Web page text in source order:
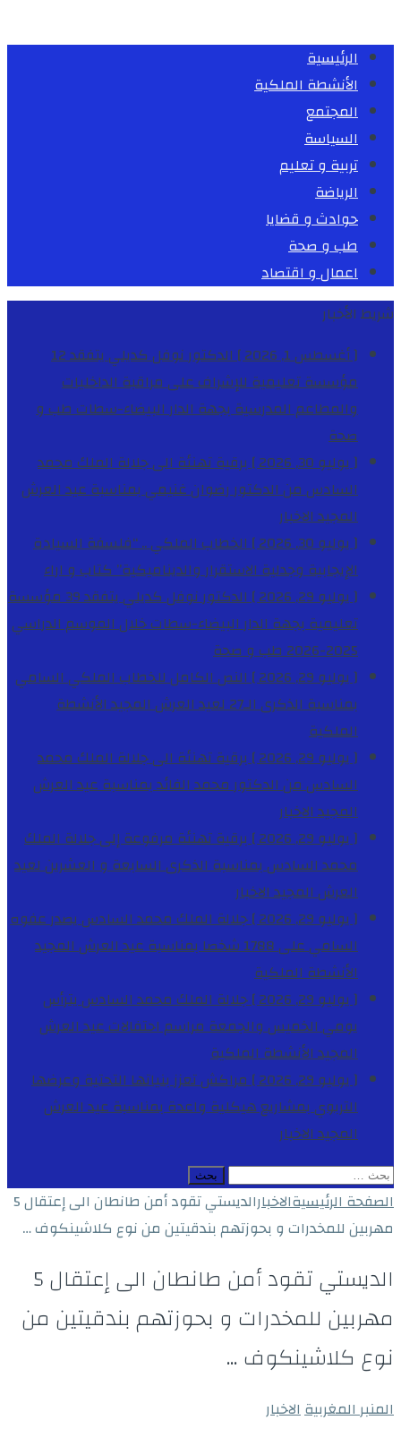
الرئيسية
الأنشطة الملكية
المجتمع
السياسة
تربية و تعليم
الرياضة
حوادث و قضايا
طب و صحة
اعمال و اقتصاد
شريط الأخبار
[ أغسطس 1, 2026 ]
الدكتور نوفل كديلي يتفقد 12
مؤسسة تعليمية للإشراف على مراقبة الداخليات
والمطاعم المدرسية بجهة الدار البيضاء-سطاتطب و
صحة
[ يوليو 30, 2026 ]
برقية تهنئة الى جلالة الملك محمد
السادس من الدكتور رضوان غنيمي بمناسبة عيد العرش
المجيدالاخبار
[ يوليو 30, 2026 ]
الخطاب الملكي .. “فلسفة السيادة
الإيجابية وجدلية الاستقرار والديناميكية”كتاب و اراء
[ يوليو 29, 2026 ]
الدكتور نوفل كديلي يتفقد 39 مؤسسة
تعليمية بجهة الدار البيضاء-سطات خلال الموسم الدراسي
2025-2026
طب و صحة
[ يوليو 29, 2026 ]
النص الكامل للخطاب الملكي السامي
بمناسبة الذكرى الـ27 لعيد العرش المجيد
الأنشطة
الملكية
[ يوليو 29, 2026 ]
برقية تهنئة الى جلالة الملك محمد
السادس من الدكتور محمد الفائد بمناسبة عيد العرش
المجيدالاخبار
[ يوليو 29, 2026 ]
برقية تهنئة مرفوعة إلى جلالة الملك
محمد السادس بمناسبة الذكرى السابعة و العشرين لعيد
العرش المجيدالاخبار
[ يوليو 29, 2026 ]
جلالة الملك محمد السادس يصدر عفوه
السامي على 1788 شخصا بمناسبة عيد العرش المجيد
الأنشطة الملكية
[ يوليو 29, 2026 ]
جلالة الملك محمد السادس يترأس
يومي الخميس والجمعة مراسم احتفالات عيد العرش
المجيدالأنشطة الملكية
[ يوليو 29, 2026 ]
مراكش تعزز بنياتها التحتية وعرضها
التربوي بمشاريع هيكلية واعدة بمناسبة عيد العرش
المجيدالاخبار
البحث
عن:
الصفحة الرئيسيةالاخبار
الديستي تقود أمن طانطان الى إعتقال 5
مهربين للمخدرات و بحوزتهم بندقيتين من نوع كلاشينكوف …
الديستي تقود أمن طانطان الى إعتقال 5
مهربين للمخدرات و بحوزتهم بندقيتين من
نوع كلاشينكوف …
المنبر المغربيةالاخبار